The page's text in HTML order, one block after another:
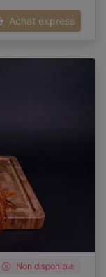
Achat express
Non disponible